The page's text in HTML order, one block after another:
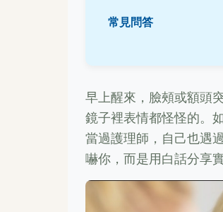
常見問答
早上醒來，臉頰或額頭
鏡子裡表情都怪怪的。
當過護理師，自己也遇
嚇你，而是用白話分享